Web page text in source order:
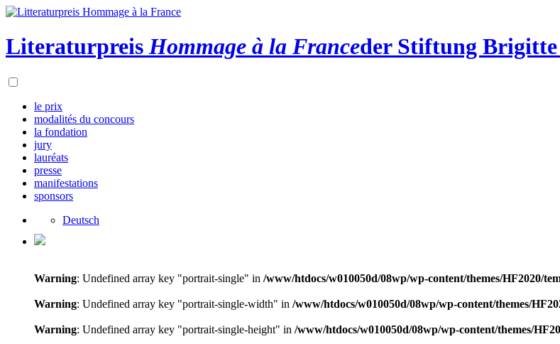
Literaturpreis Hommage à la Franceder Stiftung
le prix
modalités du concours
la fondation
jury
lauréats
presse
manifestations
sponsors
Deutsch
Warning: Undefined array key "portrait-single" in /www/htdocs/w010050d/08wp/wp-content/themes/HF2020/
Warning: Undefined array key "portrait-single-width" in /www/htdocs/w010050d/08wp/wp-content/themes/
Warning: Undefined array key "portrait-single-height" in /www/htdocs/w010050d/08wp/wp-content/themes/